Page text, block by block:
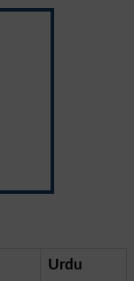
Urdu